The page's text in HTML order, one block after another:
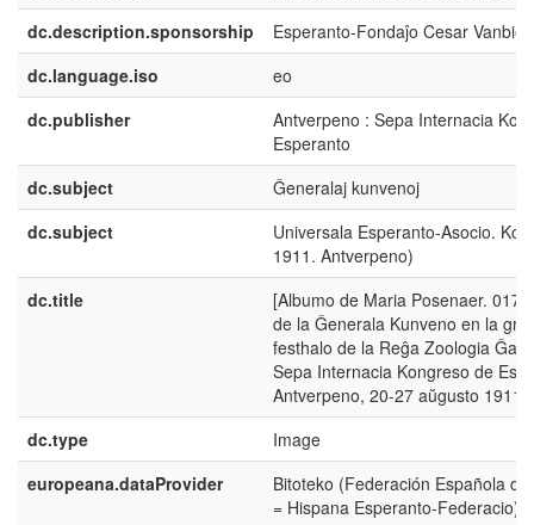
dc.description.sponsorship
Esperanto-Fondaĵo Cesar
dc.language.iso
eo
dc.publisher
Antverpeno : Sepa Internacia
Esperanto
dc.subject
Ĝeneralaj kunvenoj
dc.subject
Universala Esperanto-Asocio.
1911. Antverpeno)
dc.title
[Albumo de Maria Posenaer. 017-
de la Ĝenerala Kunveno en la
festhalo de la Reĝa Zoologia
Sepa Internacia Kongreso de
Antverpeno, 20-27 aŭgusto 1911
dc.type
Image
europeana.dataProvider
Bitoteko (Federación Española
= Hispana Esperanto-Federacio)